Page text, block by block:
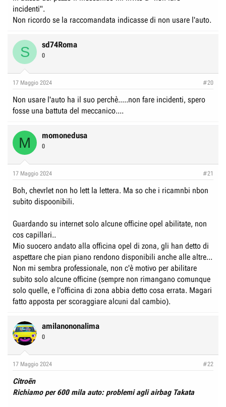
incidenti".
Non ricordo se la raccomandata indicasse di non usare l'auto.
S sd74Roma
0
17 Maggio 2024 #20
Non usare l'auto ha il suo perchè.....non fare incidenti, spero
fosse una battuta del meccanico....
M momonedusa
0
17 Maggio 2024 #21
Boh, chevrlet non ho lett la lettera. Ma so che i ricamnbi nbon
subito dispoonibili.
Guardando su internet solo alcune officine opel abilitate, non
cos capillari..
Mio suocero andato alla officina opel di zona, gli han detto di
aspettare che pian piano rendono disponibili anche alle altre...
Non mi sembra professionale, non c'è motivo per abilitare
subito solo alcune officine (sempre non rimangano comunque
solo quelle, e l'officina di zona abbia detto cosa errata. Magari
fatto apposta per scoraggiare alcuni dal cambio).
amilanononalima
0
17 Maggio 2024 #22
Citroën
Richiamo per 600 mila auto: problemi agli airbag Takata